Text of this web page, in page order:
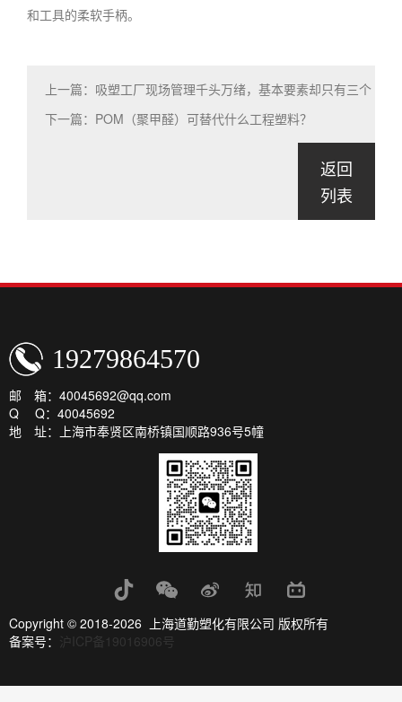
和工具的柔软手柄。
上一篇：吸塑工厂现场管理千头万绪，基本要素却只有三个
下一篇：POM（聚甲醛）可替代什么工程塑料？
返回
列表
19279864570
邮 箱：40045692@qq.com
Q Q：40045692
地 址：上海市奉贤区南桥镇国顺路936号5幢
Copyright © 2018-2026 上海道勤塑化有限公司 版权所有
备案号： 沪ICP备19016906号